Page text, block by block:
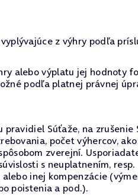
z výhry podľa
alebo výplatu jej hodnoty
podľa platnej právnej
Súťaže, na
počet výhercov,
zverejní.
s neuplatnením,
inej kompenzácie
poistenia a pod.).